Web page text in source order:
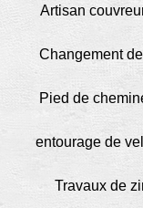
Artisan
Changement
Pied de
entourage de
Travaux de